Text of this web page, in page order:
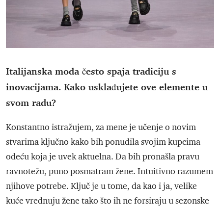
Italijanska moda često spaja tradiciju s
inovacijama. Kako usklađujete ove elemente u
svom radu?
Konstantno istražujem, za mene je učenje o novim
stvarima ključno kako bih ponudila svojim kupcima
odeću koja je uvek aktuelna. Da bih pronašla pravu
ravnotežu, puno posmatram žene. Intuitivno razumem
njihove potrebe. Ključ je u tome, da kao i ja, velike
kuće vrednuju žene tako što ih ne forsiraju u sezonske